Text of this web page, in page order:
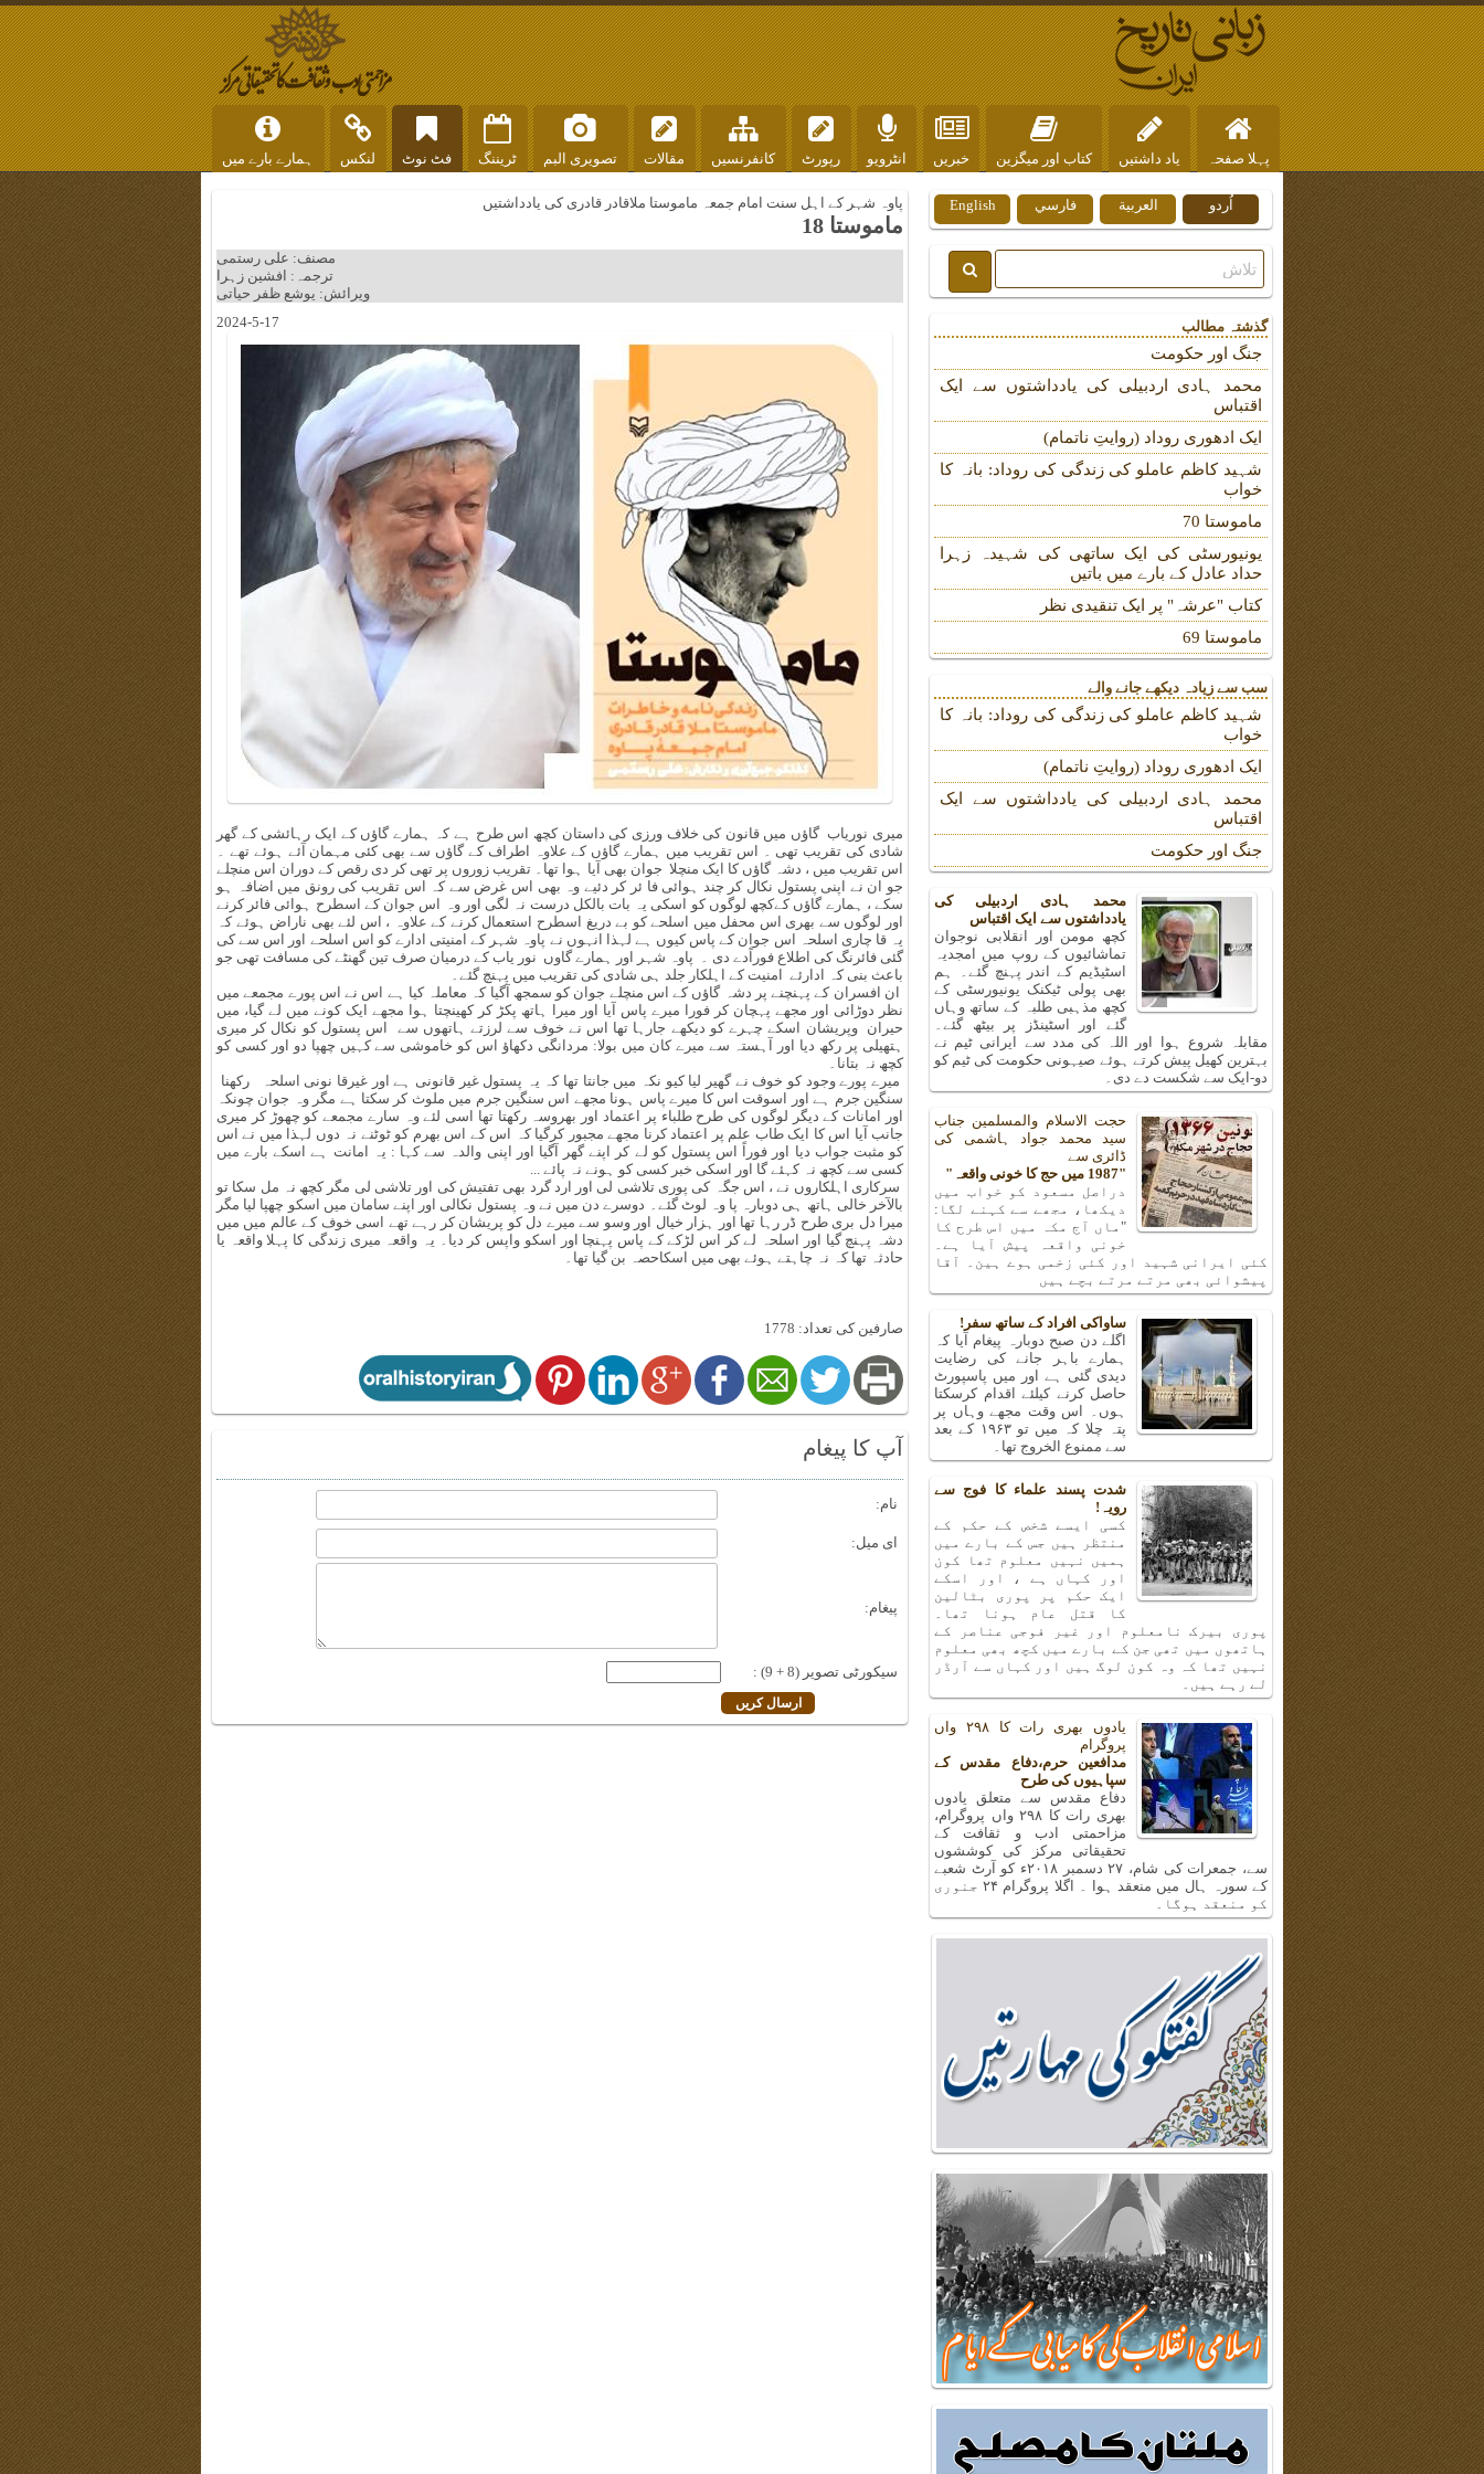
پہلا صفحہ یاد داشتیں کتاب اور میگزین خبریں انٹرویو رپورٹ کانفرنسیں مقالات تصویری البم ٹریننگ فٹ نوٹ لنکس ہمارے بارے میں
پاوہ شہر کے اہل سنت امام جمعہ ماموستا ملاقادر قادری کی یادداشتیں
ماموستا 18
مصنف: علی رستمی
ترجمہ: افشین زہرا
ویرائش: یوشع ظفر حیاتی
2024-5-17
میری نوریاب گاؤں میں قانون کی خلاف ورزی کی داستان کچھ اس طرح ہے کہ ہمارے گاؤں کے ایک رہائشی کے گھر
شادی کی تقریب تھی ۔ اس تقریب میں ہمارے گاؤں کے علاوہ اطراف کے گاؤں سے بھی کئی مہمان آئے ہوئے تھے ۔
اس تقریب میں ، دشہ گاؤں کا ایک منچلا جوان بھی آیا ہوا تھا۔ تقریب زوروں پر تھی کر دی رقص کے دوران اس منچلے
جو ان نے اپنی پستول نکال کر چند ہوائی فا ئر کر دئیے وہ بھی اس غرض سے کہ اس تقریب کی رونق میں اضافہ ہو
سکے ، ہمارے گاؤں کےکچھ لوگوں کو اسکی یہ بات بالکل درست نہ لگی اور وہ اس جوان کے اسطرح ہوائی فائر کرنے
اور لوگوں سے بھری اس محفل میں اسلحے کو بے دریغ اسطرح استعمال کرنے کے علاوہ ، اس لئے بھی ناراض ہوئے کہ
یہ قا چاری اسلحہ اس جوان کے پاس کیوں ہے لہذا انہوں نے پاوہ شہر کے امنیتی ادارے کو اس اسلحے اور اس سے کی
گئی فائرنگ کی اطلاع فوراًدے دی ۔ پاوہ شہر اور ہمارے گاوں نور یاب کے درمیان صرف تین گھنٹے کی مسافت تھی جو
باعث بنی کہ ادارئے امنیت کے اہلکار جلد ہی شادی کی تقریب میں پہنچ گئے۔
ان افسران کے پہنچنے پر دشہ گاؤں کے اس منچلے جوان کو سمجھ آگیا کہ معاملہ کیا ہے اس نے اس پورے مجمعے میں
نظر دوڑائی اور مجھے پہچان کر فورا میرے پاس آیا اور میرا ہاتھ پکڑ کر کھینچتا ہوا مجھے ایک کونے میں لے گیا، میں
حیران وپریشان اسکے چہرے کو دیکھے جارہا تھا اس نے خوف سے لرزتے ہاتھوں سے اس پستول کو نکال کر میری
ہتھیلی پر رکھ دیا اور آہستہ سے میرے کان میں بولا: مردانگی دکھاؤ اس کو خاموشی سے کہیں چھپا دو اور کسی کو
کچھ نہ بتانا۔
میرے پورے وجود کو خوف نے گھیر لیا کیو نکہ میں جانتا تھا کہ یہ پستول غیر قانونی ہے اور غیرقا نونی اسلحہ رکھنا
سنگین جرم ہے اور اسوقت اس کا میرے پاس ہونا مجھے اس سنگین جرم میں ملوث کر سکتا ہے مگر وہ جوان چونکہ
اور امانات کے دیگر لوگوں کی طرح طلباء پر اعتماد اور بھروسہ رکھتا تھا اسی لئے وہ سارے مجمعے کو چھوڑ کر میری
جانب آیا اس کا ایک طاب علم پر اعتماد کرنا مجھے مجبور کرگیا کہ اس کے اس بھرم کو ٹوٹنے نہ دوں لہذا میں نے اس
کو مثبت جواب دیا اور فوراً اس پستول کو لے کر اپنے گھر آگیا اور اپنی والدہ سے کہا : یہ امانت ہے اسکے بارے میں
کسی سے کچھ نہ کہئے گا اور اسکی خبر کسی کو ہونے نہ پائے ...
سرکاری اہلکاروں نے ، اس جگہ کی پوری تلاشی لی اور ارد گرد بھی تفتیش کی اور تلاشی لی مگر کچھ نہ مل سکا تو
بالآخر خالی ہاتھ ہی دوبارہ پا وہ لوٹ گئے۔ دوسرے دن میں نے وہ پستول نکالی اور اپنے سامان میں اسکو چھپا لیا مگر
میرا دل بری طرح ڈر رہا تھا اور ہزار خیال اور وسو سے میرے دل کو پریشان کر رہے تھے اسی خوف کے عالم میں میں
دشہ پہنچ گیا اور اسلحہ لے کر اس لڑکے کے پاس پہنچا اور اسکو واپس کر دیا۔ یہ واقعہ میری زندگی کا پہلا واقعہ یا
حادثہ تھا کہ نہ چاہتے ہوئے بھی میں اسکاحصہ بن گیا تھا۔
صارفین کی تعداد: 1778
آپ کا پیغام
نام:
ای میل:
پیغام:
سیکورٹی تصویر (8 + 9) :
English فارسي العربية اُردو
گذشتہ مطالب
جنگ اور حکومت
محمد ہادی اردبیلی کی یادداشتوں سے ایک
اقتباس
ایک ادھوری روداد (روایتِ ناتمام)
شہید کاظم عاملو کی زندگی کی روداد: بانہ کا
خواب
ماموستا 70
یونیورسٹی کی ایک ساتھی کی شہیدہ زہرا
حداد عادل کے بارے میں باتیں
کتاب "عرشہ" پر ایک تنقیدی نظر
ماموستا 69
سب سے زیادہ دیکھے جانے والے
شہید کاظم عاملو کی زندگی کی روداد: بانہ کا
خواب
ایک ادھوری روداد (روایتِ ناتمام)
محمد ہادی اردبیلی کی یادداشتوں سے ایک
اقتباس
جنگ اور حکومت
محمد ہادی اردبیلی کی
یادداشتوں سے ایک اقتباس
کچھ مومن اور انقلابی نوجوان
تماشائیوں کے روپ میں امجدیہ
اسٹیڈیم کے اندر پہنچ گئے۔ ہم
بھی پولی ٹیکنک یونیورسٹی کے
کچھ مذہبی طلبہ کے ساتھ وہاں
گئے اور اسٹینڈز پر بیٹھ گئے۔
مقابلہ شروع ہوا اور اللہ کی مدد سے ایرانی ٹیم نے
بہترین کھیل پیش کرتے ہوئے صیہونی حکومت کی ٹیم کو
دو-ایک سے شکست دے دی۔
حجت الاسلام والمسلمین جناب
سید محمد جواد ہاشمی کی
ڈائری سے
"1987 میں حج کا خونی واقعہ"
دراصل مسعود کو خواب میں
دیکھا، مجھے سے کہنے لگا:
"ماں آج مکہ میں اس طرح کا
خونی واقعہ پیش آیا ہے۔
کئی ایرانی شہید اور کئی زخمی ہوے ہین۔ آقا
پیشوائی بھی مرتے مرتے بچے ہیں
ساواکی افراد کے ساتھ سفر!
اگلے دن صبح دوبارہ پیغام آیا کہ
ہمارے باہر جانے کی رضایت
دیدی گئی ہے اور میں پاسپورٹ
حاصل کرنے کیلئے اقدام کرسکتا
ہوں۔ اس وقت مجھے وہاں پر
پتہ چلا کہ میں تو ۱۹۶۳ کے بعد
سے ممنوع الخروج تھا۔
شدت پسند علماء کا فوج سے
رویہ!
کسی ایسے شخص کے حکم کے
منتظر ہیں جس کے بارے میں
ہمیں نہیں معلوم تھا کون
اور کہاں ہے ، اور اسکے
ایک حکم پر پوری بٹالین
کا قتل عام ہونا تھا۔
پوری بیرک نامعلوم اور غیر فوجی عناصر کے
ہاتھوں میں تھی جن کے بارے میں کچھ بھی معلوم
نہیں تھا کہ وہ کون لوگ ہیں اور کہاں سے آرڈر
لے رہے ہیں۔
یادوں بھری رات کا ۲۹۸ واں
پروگرام
مدافعین حرم،دفاع مقدس کے
سپاہیوں کی طرح
دفاع مقدس سے متعلق یادوں
بھری رات کا ۲۹۸ واں پروگرام،
مزاحمتی ادب و ثقافت کے
تحقیقاتی مرکز کی کوششوں
سے، جمعرات کی شام، ۲۷ دسمبر ۲۰۱۸ء کو آرٹ شعبے
کے سورہ ہال میں منعقد ہوا ۔ اگلا پروگرام ۲۴ جنوری
کو منعقد ہوگا۔